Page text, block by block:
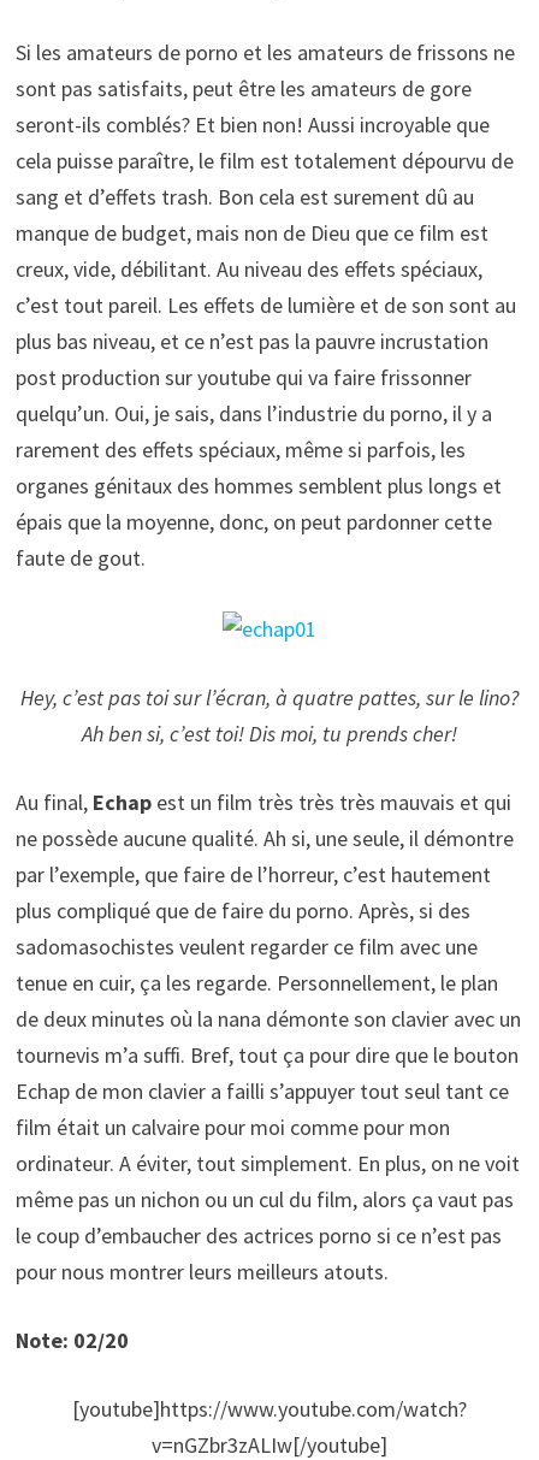
Si les amateurs de porno et les amateurs de frissons ne
sont pas satisfaits, peut être les amateurs de gore
seront-ils comblés? Et bien non! Aussi incroyable que
cela puisse paraître, le film est totalement dépourvu de
sang et d’effets trash. Bon cela est surement dû au
manque de budget, mais non de Dieu que ce film est
creux, vide, débilitant. Au niveau des effets spéciaux,
c’est tout pareil. Les effets de lumière et de son sont au
plus bas niveau, et ce n’est pas la pauvre incrustation
post production sur youtube qui va faire frissonner
quelqu’un. Oui, je sais, dans l’industrie du porno, il y a
rarement des effets spéciaux, même si parfois, les
organes génitaux des hommes semblent plus longs et
épais que la moyenne, donc, on peut pardonner cette
faute de gout.
Hey, c’est pas toi sur l’écran, à quatre pattes, sur le lino?
Ah ben si, c’est toi! Dis moi, tu prends cher!
Au final, Echapest un film très très très mauvais et qui
ne possède aucune qualité. Ah si, une seule, il démontre
par l’exemple, que faire de l’horreur, c’est hautement
plus compliqué que de faire du porno. Après, si des
sadomasochistes veulent regarder ce film avec une
tenue en cuir, ça les regarde. Personnellement, le plan
de deux minutes où la nana démonte son clavier avec un
tournevis m’a suffi. Bref, tout ça pour dire que le bouton
Echap de mon clavier a failli s’appuyer tout seul tant ce
film était un calvaire pour moi comme pour mon
ordinateur. A éviter, tout simplement. En plus, on ne voit
même pas un nichon ou un cul du film, alors ça vaut pas
le coup d’embaucher des actrices porno si ce n’est pas
pour nous montrer leurs meilleurs atouts.
Note: 02/20
[youtube]https://www.youtube.com/watch?
v=nGZbr3zALIw[/youtube]